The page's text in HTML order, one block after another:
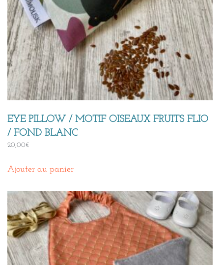
EYE PILLOW / MOTIF OISEAUX FRUITS FLIO
/ FOND BLANC
20,00€
Ajouter au panier